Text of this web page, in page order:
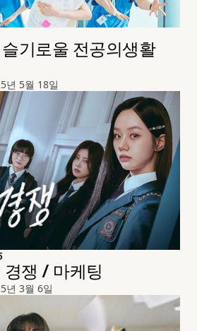
기로울 전공의생활
년 5월 18일
경쟁 / 마케팅
년 3월 6일